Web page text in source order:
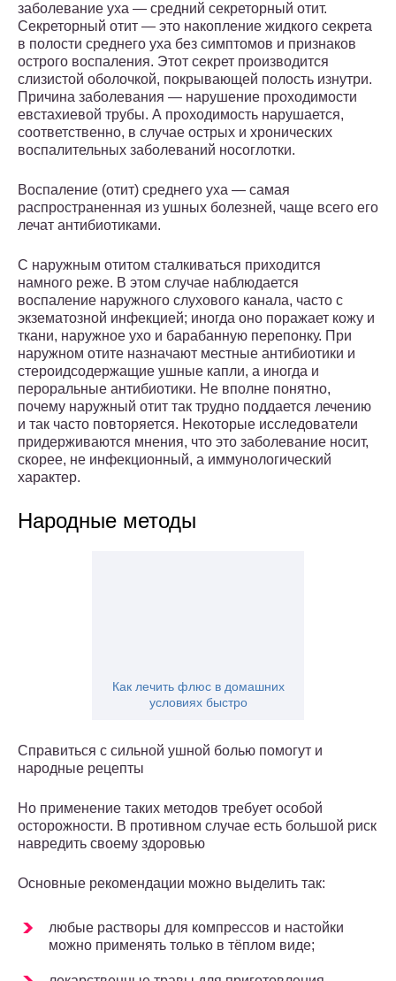
заболевание уха — средний секреторный отит.
Секреторный отит — это накопление жидкого секрета
в полости среднего уха без симптомов и признаков
острого воспаления. Этот секрет производится
слизистой оболочкой, покрывающей полость изнутри.
Причина заболевания — нарушение проходимости
евстахиевой трубы. А проходимость нарушается,
соответственно, в случае острых и хронических
воспалительных заболеваний носоглотки.
Воспаление (отит) среднего уха — самая
распространенная из ушных болезней, чаще всего его
лечат антибиотиками.
С наружным отитом сталкиваться приходится
намного реже. В этом случае наблюдается
воспаление наружного слухового канала, часто с
экзематозной инфекцией; иногда оно поражает кожу и
ткани, наружное ухо и барабанную перепонку. При
наружном отите назначают местные антибиотики и
стероидсодержащие ушные капли, а иногда и
пероральные антибиотики. Не вполне понятно,
почему наружный отит так трудно поддается лечению
и так часто повторяется. Некоторые исследователи
придерживаются мнения, что это заболевание носит,
скорее, не инфекционный, а иммунологический
характер.
Народные методы
Как лечить флюс в домашних
условиях быстро
Справиться с сильной ушной болью помогут и
народные рецепты
Но применение таких методов требует особой
осторожности. В противном случае есть большой риск
навредить своему здоровью
Основные рекомендации можно выделить так:
любые растворы для компрессов и настойки
можно применять только в тёплом виде;